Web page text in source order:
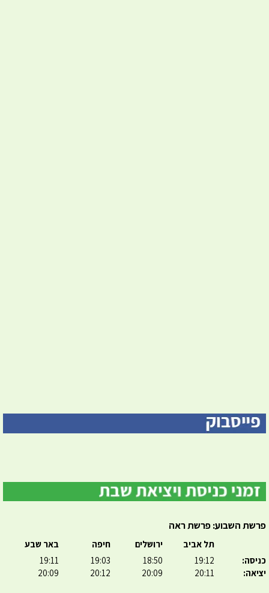
פרשת השבוע: פרשת ראה
כניסה:
יציאה:
תל אביב
19:12
20:11
ירושלים
18:50
20:09
חיפה
19:03
20:12
באר שבע
19:11
20:09